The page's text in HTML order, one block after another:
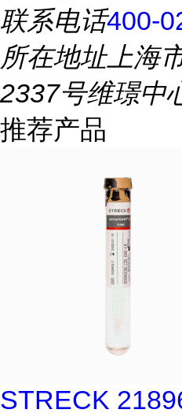
联系电话400-
所在地址上海
2337号维璟中
推荐产品
STRECK